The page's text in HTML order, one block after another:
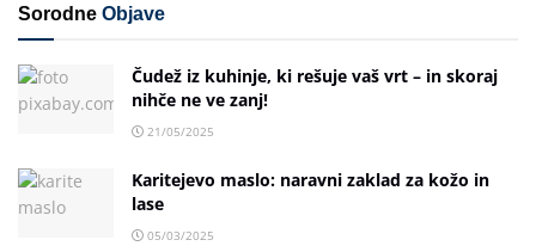
Sorodne Objave
Čudež iz kuhinje, ki rešuje vaš vrt – in skoraj
nihče ne ve zanj!
21/05/2025
Karitejevo maslo: naravni zaklad za kožo in
lase
05/03/2025